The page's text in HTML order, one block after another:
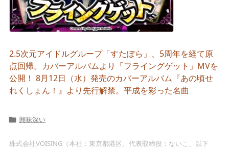
2.5次元アイドルグループ「すたぽら」、5周年を経て原
点回帰。カバーアルバムより「フライングゲット」MVを
公開！ 8月12日（水）発売のカバーアルバム『あの頃せ
れくしょん！』より先行解禁。平成を彩った名曲
 興味深い
株式会社VOISING（本社：東京都港区、代表取締役：ないこ、以下